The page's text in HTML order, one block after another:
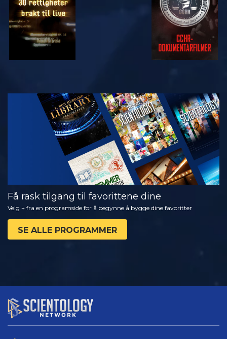
SE
UTFORSK
SERIEN
Få rask tilgang til favorittene dine
Velg + fra en programside for å begynne å bygge dine favoritter
SE ALLE PROGRAMMER